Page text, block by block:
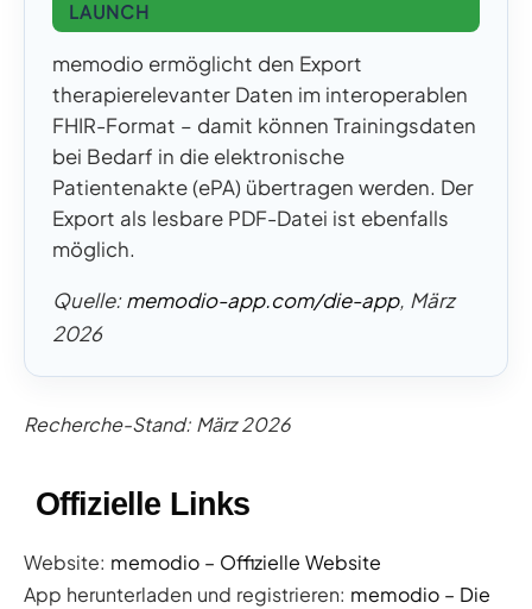
LAUNCH
memodio ermöglicht den Export
therapierelevanter Daten im interoperablen
FHIR-Format – damit können Trainingsdaten
bei Bedarf in die elektronische
Patientenakte (ePA) übertragen werden. Der
Export als lesbare PDF-Datei ist ebenfalls
möglich.
Quelle:memodio-app.com/die-app, März
2026
Recherche-Stand: März 2026
Offizielle Links
Website: memodio – Offizielle Website
App herunterladen und registrieren: memodio – Die